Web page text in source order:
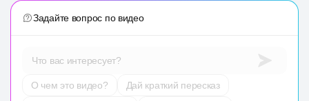
Задайте вопрос по видео
Что вас интересует?
О чем это видео?
Дай краткий пересказ